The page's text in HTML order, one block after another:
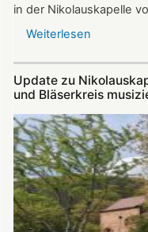
in der Nikolauskapelle
Weiterlesen
mit
Carl
am
in
der
Update zu
und Bläserkreis